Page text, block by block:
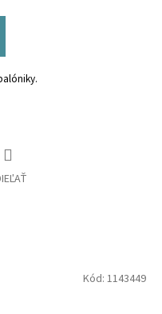
Kód: 1143449